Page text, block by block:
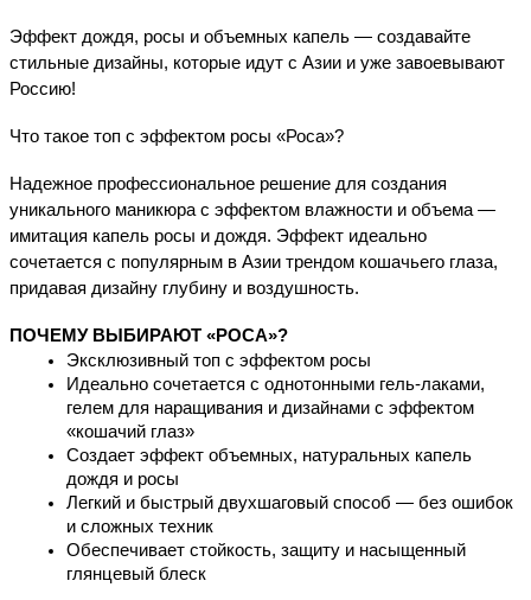
Эффект дождя, росы и объемных капель — создавайте
стильные дизайны, которые идут с Азии и уже завоевывают
Россию!
Что такое топ с эффектом росы «Роса»?
Надежное профессиональное решение для создания
уникального маникюра с эффектом влажности и объема —
имитация капель росы и дождя. Эффект идеально
сочетается с популярным в Азии трендом кошачьего глаза,
придавая дизайну глубину и воздушность.
ПОЧЕМУ ВЫБИРАЮТ «РОСА»?
Эксклюзивный топ с эффектом росы
Идеально сочетается с однотонными гель-лаками,
гелем для наращивания и дизайнами с эффектом
«кошачий глаз»
Создает эффект объемных, натуральных капель
дождя и росы
Легкий и быстрый двухшаговый способ — без ошибок
и сложных техник
Обеспечивает стойкость, защиту и насыщенный
глянцевый блеск